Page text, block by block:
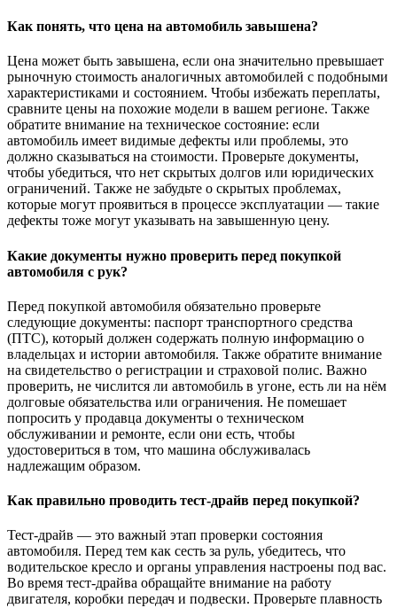
Как понять, что цена на автомобиль завышена?
Цена может быть завышена, если она значительно превышает
рыночную стоимость аналогичных автомобилей с подобными
характеристиками и состоянием. Чтобы избежать переплаты,
сравните цены на похожие модели в вашем регионе. Также
обратите внимание на техническое состояние: если
автомобиль имеет видимые дефекты или проблемы, это
должно сказываться на стоимости. Проверьте документы,
чтобы убедиться, что нет скрытых долгов или юридических
ограничений. Также не забудьте о скрытых проблемах,
которые могут проявиться в процессе эксплуатации — такие
дефекты тоже могут указывать на завышенную цену.
Какие документы нужно проверить перед покупкой
автомобиля с рук?
Перед покупкой автомобиля обязательно проверьте
следующие документы: паспорт транспортного средства
(ПТС), который должен содержать полную информацию о
владельцах и истории автомобиля. Также обратите внимание
на свидетельство о регистрации и страховой полис. Важно
проверить, не числится ли автомобиль в угоне, есть ли на нём
долговые обязательства или ограничения. Не помешает
попросить у продавца документы о техническом
обслуживании и ремонте, если они есть, чтобы
удостовериться в том, что машина обслуживалась
надлежащим образом.
Как правильно проводить тест-драйв перед покупкой?
Тест-драйв — это важный этап проверки состояния
автомобиля. Перед тем как сесть за руль, убедитесь, что
водительское кресло и органы управления настроены под вас.
Во время тест-драйва обращайте внимание на работу
двигателя, коробки передач и подвески. Проверьте плавность